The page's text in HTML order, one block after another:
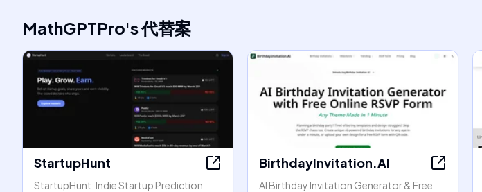
MathGPTPro's代替案
StartupHunt
StartupHunt: Indie Startup Prediction
BirthdayInvitation.AI
AI Birthday Invitation Generator & Free